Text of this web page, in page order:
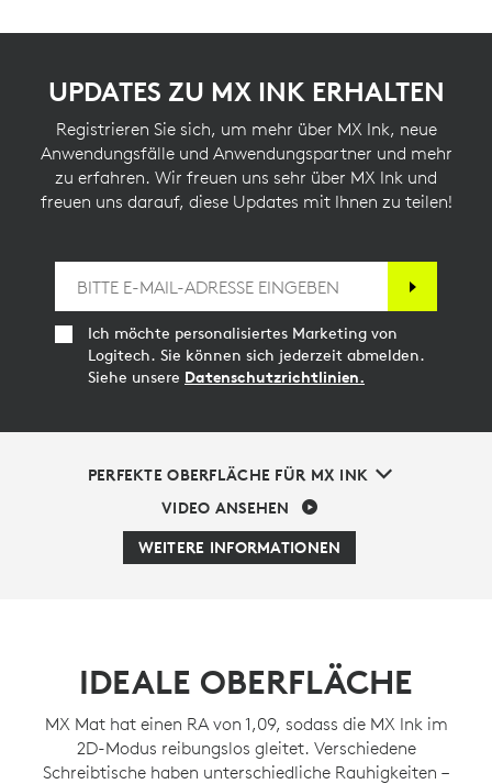
UPDATES ZU MX INK ERHALTEN
Registrieren Sie sich, um mehr über MX Ink, neue
Anwendungsfälle und Anwendungspartner und mehr
zu erfahren. Wir freuen uns sehr über MX Ink und
freuen uns darauf, diese Updates mit Ihnen zu teilen!
Ich möchte personalisiertes Marketing von
Logitech. Sie können sich jederzeit abmelden.
Siehe unsere Datenschutzrichtlinien.
PERFEKTE OBERFLÄCHE FÜR MX INK
VIDEO ANSEHEN
WEITERE INFORMATIONEN
IDEALE OBERFLÄCHE
MX Mat hat einen RA von 1,09, sodass die MX Ink im
2D-Modus reibungslos gleitet. Verschiedene
Schreibtische haben unterschiedliche Rauhigkeiten –